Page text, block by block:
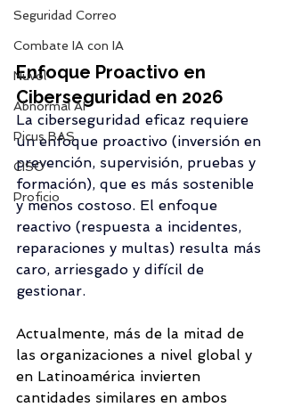
Seguridad Correo
Combate IA con IA
Nuvol
Abnormal AI
Picus BAS
CISO
Proficio
Enfoque Proactivo en
Ciberseguridad en 2026
La ciberseguridad eficaz requiere
un enfoque proactivo (inversión en
prevención, supervisión, pruebas y
formación), que es más sostenible
y menos costoso. El enfoque
reactivo (respuesta a incidentes,
reparaciones y multas) resulta más
caro, arriesgado y difícil de
gestionar.
Actualmente, más de la mitad de
las organizaciones a nivel global y
en Latinoamérica invierten
cantidades similares en ambos